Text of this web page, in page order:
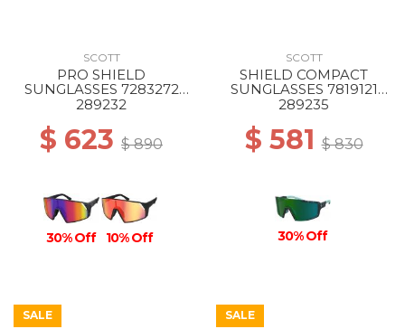
SCOTT
PRO SHIELD
SUNGLASSES 7283272
marble black/teal
289232
$ 623 $ 890
30% Off 10% Off
SCOTT
SHIELD COMPACT
SUNGLASSES 7819121
terrazzo black/green
289235
$ 581$ 830
30% Off
SALE
SALE